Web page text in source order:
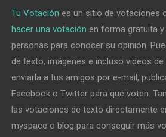
Tu Votación es un sitio de votaciones
hacer una votación en forma gratuita
personas para conocer su opinión.
de texto, imágenes e incluso videos
enviarla a tus amigos por e-mail,
Facebook o Twitter para que voten.
las votaciones de texto directamente
myspace o blog para conseguir más